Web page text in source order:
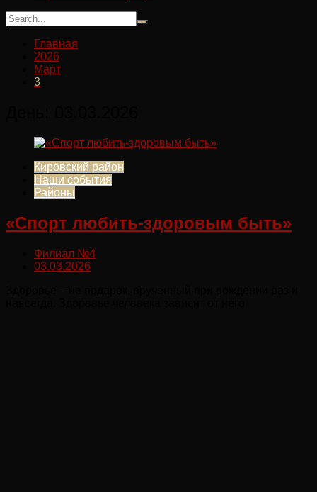
Главная
2026
Март
3
Кировский район
Наши события
Районы
«Спорт любить-здоровым быть»
Филиал №4
03.03.2026